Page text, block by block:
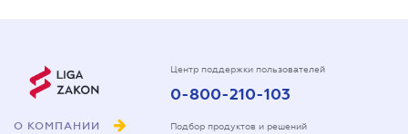
О КОМПАНИИ
Центр поддержки пользователей
0-800-210-103
Подбор продуктов и решений